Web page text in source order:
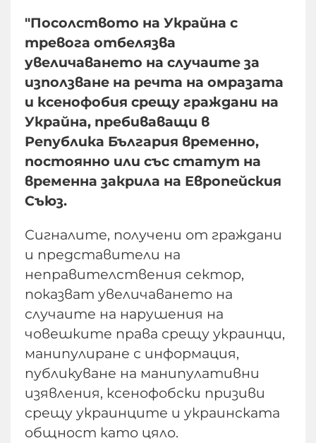
"Посолството на Украйна с
тревога отбелязва
увеличаването на случаите за
използване на речта на омразата
и ксенофобия срещу граждани на
Украйна, пребиваващи в
Република България временно,
постоянно или със статут на
временна закрила на Европейския
Съюз.
Сигналите, получени от граждани
и представители на
неправителствения сектор,
показват увеличаването на
случаите на нарушения на
човешките права срещу украинци,
манипулиране с информация,
публикуване на манипулативни
изявления, ксенофобски призиви
срещу украинците и украинската
общност като цяло.